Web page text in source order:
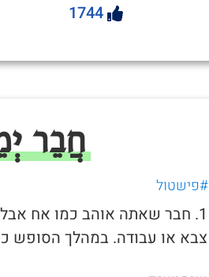
1744
חֲבֵר
#פישטול
1. חבר שאתה אוהב כמו אח
צבא או עבודה. במהלך הסופש